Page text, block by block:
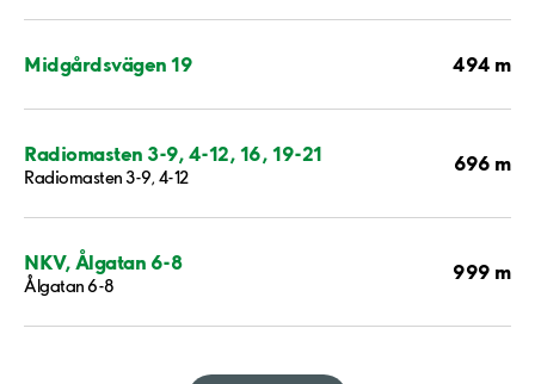
Midgårdsvägen 19 494 m
Radiomasten 3-9, 4-12, 16, 19-21
Radiomasten 3-9, 4-12
696 m
NKV, Ålgatan 6-8
Ålgatan 6-8
999 m